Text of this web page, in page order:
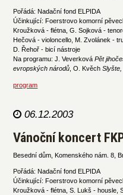
Pořádá: Nadační fond ELPIDA
Účinkující: Foerstrovo komorní
Kroužková - flétna, G. Sojková -
Hečová - violoncello, M. Zvolánek -
D. Řehoř - bicí nástroje
Na programu: J. VeverkováPět
evropských národů, O. Kvěch
program
06.12.2003
Vánoční koncert
Besední dům, Komenského nám. 8,
Pořádá: Nadační fond ELPIDA
Účinkující: Foerstrovo komorní
Kroužková - flétna, S. Lukš - housle,